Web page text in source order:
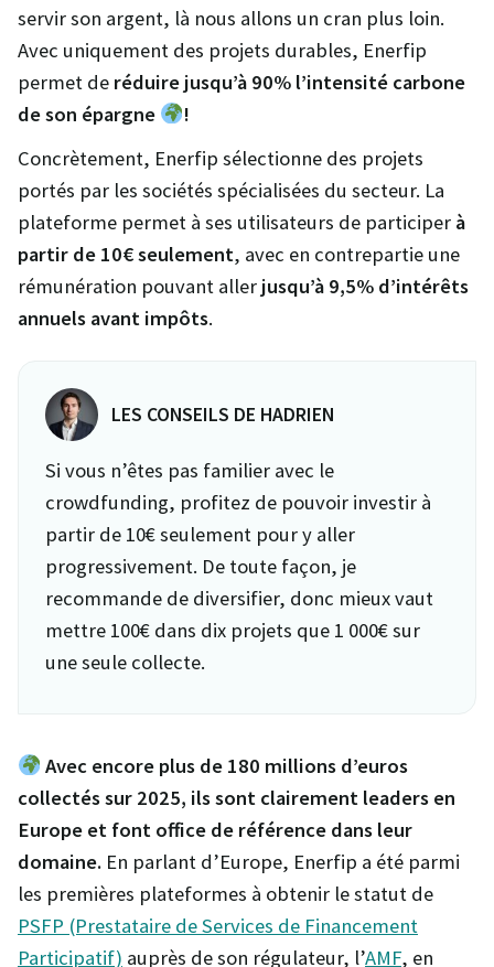
servir son argent, là nous allons un cran plus loin.
Avec uniquement des projets durables, Enerfip
permet de réduire jusqu’à 90% l’intensité carbone
de son épargne
!
Concrètement, Enerfip sélectionne des projets
portés par les sociétés spécialisées du secteur. La
plateforme permet à ses utilisateurs de participer à
partir de 10€ seulement, avec en contrepartie une
rémunération pouvant aller jusqu’à 9,5% d’intérêts
annuels avant impôts.
LES CONSEILS DE HADRIEN
Si vous n’êtes pas familier avec le
crowdfunding, profitez de pouvoir investir à
partir de 10€ seulement pour y aller
progressivement. De toute façon, je
recommande de diversifier, donc mieux vaut
mettre 100€ dans dix projets que 1 000€ sur
une seule collecte.
Avec encore plus de 180 millions d’euros
collectés sur 2025, ils sont clairement leaders en
Europe et font office de référence dans leur
domaine. En parlant d’Europe, Enerfip a été parmi
les premières plateformes à obtenir le statut de
PSFP (Prestataire de Services de Financement
Participatif) auprès de son régulateur, l’AMF, en